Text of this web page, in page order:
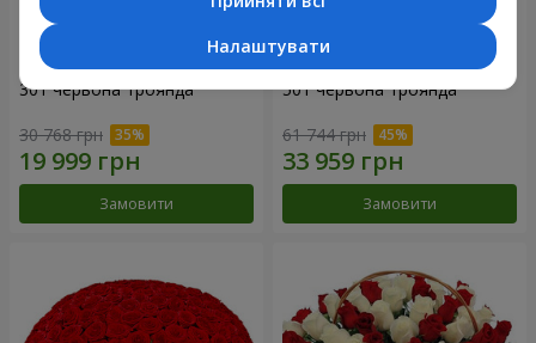
301 червона троянда
30 768 грн
Замовити
501 червона троянда
61 744 грн
Замовити
Налаштувати